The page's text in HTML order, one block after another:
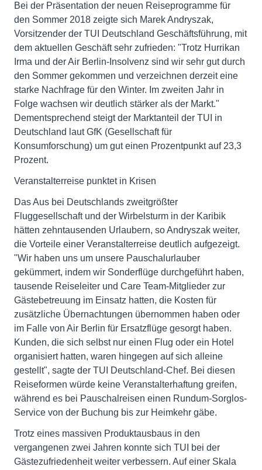
Bei der Präsentation der neuen Reiseprogramme für
den Sommer 2018 zeigte sich Marek Andryszak,
Vorsitzender der TUI Deutschland Geschäftsführung, mit
dem aktuellen Geschäft sehr zufrieden: "Trotz Hurrikan
Irma und der Air Berlin-Insolvenz sind wir sehr gut durch
den Sommer gekommen und verzeichnen derzeit eine
starke Nachfrage für den Winter. Im zweiten Jahr in
Folge wachsen wir deutlich stärker als der Markt."
Dementsprechend steigt der Marktanteil der TUI in
Deutschland laut GfK (Gesellschaft für
Konsumforschung) um gut einen Prozentpunkt auf 23,3
Prozent.
Veranstalterreise punktet in Krisen
Das Aus bei Deutschlands zweitgrößter
Fluggesellschaft und der Wirbelsturm in der Karibik
hätten zehntausenden Urlaubern, so Andryszak weiter,
die Vorteile einer Veranstalterreise deutlich aufgezeigt.
"Wir haben uns um unsere Pauschalurlauber
gekümmert, indem wir Sonderflüge durchgeführt haben,
tausende Reiseleiter und Care Team-Mitglieder zur
Gästebetreuung im Einsatz hatten, die Kosten für
zusätzliche Übernachtungen übernommen haben oder
im Falle von Air Berlin für Ersatzflüge gesorgt haben.
Kunden, die sich selbst nur einen Flug oder ein Hotel
organisiert hatten, waren hingegen auf sich alleine
gestellt", sagte der TUI Deutschland-Chef. Bei diesen
Reiseformen würde keine Veranstalterhaftung greifen,
während es bei Pauschalreisen einen Rundum-Sorglos-
Service von der Buchung bis zur Heimkehr gäbe.
Trotz eines massiven Produktausbaus in den
vergangenen zwei Jahren konnte sich TUI bei der
Gästezufriedenheit weiter verbessern. Auf einer Skala